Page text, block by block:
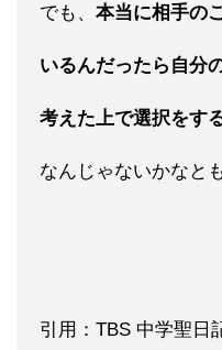
でも、 本当に相手の
いるんだったら自分
考えた上で選択をす
なんじゃないかなと
引用：TBS 中学聖日